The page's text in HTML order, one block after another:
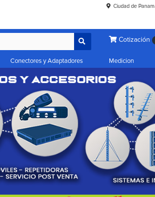
Ciudad de
Cotización
Conectores y Adaptadores Medicion